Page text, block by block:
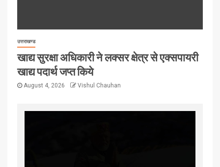
उत्तराखण्ड
खाद्य सुरक्षा अधिकारी ने लक्सर क्षेत्र से एक्सपायरी
खाद्य पदार्थ जप्त किये
August 4, 2026 Vishul Chauhan